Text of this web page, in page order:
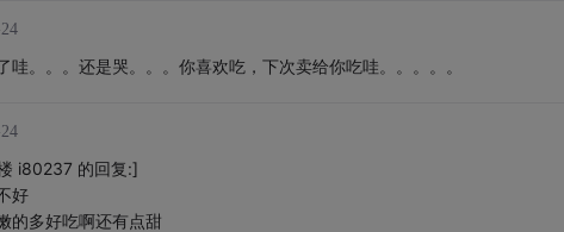
哇。。。还是哭。。。你喜欢吃，下次卖给你吃哇。。。。。
i80237 的回复:]
好
的多好吃啊还有点甜